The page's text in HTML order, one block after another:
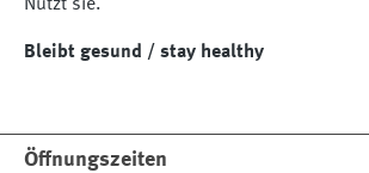
Nutzt sie.
Bleibt gesund / stay healthy
Öffnungszeiten